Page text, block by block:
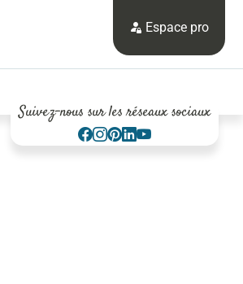
Espace pro
Suivez-nous sur les réseaux sociaux